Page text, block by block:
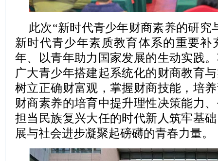
此次“新时代青少年财商素养的研究
新时代青少年素质教育体系的重要补
年、以青年助力国家发展的生动实践
广大青少年搭建起系统化的财商教育
树立正确财富观，掌握财商技能，培
财商素养的培育中提升理性决策能力
担当民族复兴大任的时代新人筑牢基
展与社会进步凝聚起磅礴的青春力量。